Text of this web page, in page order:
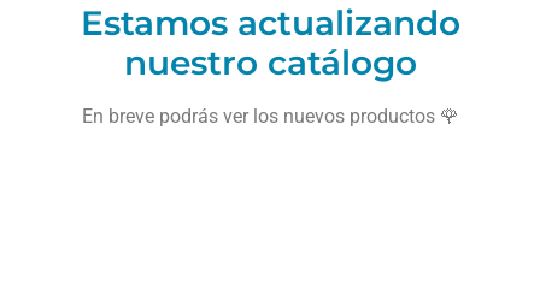
Estamos actualizando
nuestro catálogo
En breve podrás ver los nuevos productos 🌹